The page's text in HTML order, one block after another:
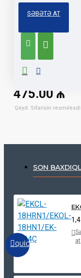
SƏBƏTƏ AT
475.00 ₼
Qeyd: Sifarisin
SON
QUICKVIEW
at